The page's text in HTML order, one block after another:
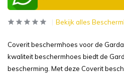
Bekijk alles
Coverit beschermhoes voor de
kwaliteit beschermhoes biedt de
bescherming. Met deze Coverit